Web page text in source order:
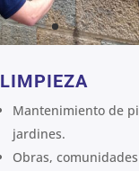
LIMPIEZA
Mantenimiento de
jardines.
Obras,